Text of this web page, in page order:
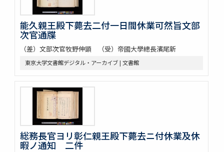
能久親王殿下薨去二付一日間休業可然旨文部
次官通牒
（差）文部次官牧野伸顕 （受）帝國大學總長濱尾新
東京大学文書館デジタル・アーカイブ | 文書館
総務長官ヨリ彰仁親王殿下薨去ニ付休業及休
暇ノ通知 二件